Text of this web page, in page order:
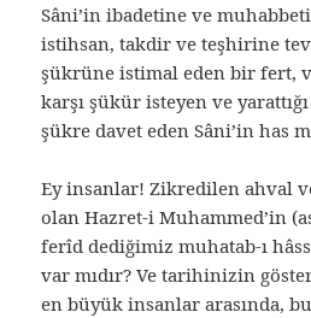
Sâni’in ibadetine ve
istihsan, takdir ve teşhirine
şükrüne istimal eden bir fert,
karşı şükür isteyen ve
şükre davet eden Sâni’in has
Ey insanlar! Zikredilen ahval
olan Hazret-i Muhammed’in
ferîd dediğimiz muhatab-ı
var mıdır? Ve tarihinizin
en büyük insanlar arasında,